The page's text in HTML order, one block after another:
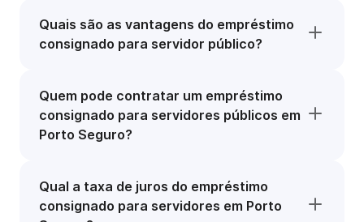
Quais são as vantagens do empréstimo
consignado para servidor público?
Quem pode contratar um empréstimo
consignado para servidores públicos em
Porto Seguro?
Qual a taxa de juros do empréstimo
consignado para servidores em Porto